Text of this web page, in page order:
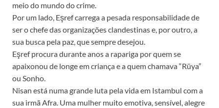
meio do mundo do crime.
Por um lado, Eşref carrega a pesada responsabilidade de
ser o chefe das organizações clandestinas e, por outro, a
sua busca pela paz, que sempre desejou.
Eşref procura durante anos a rapariga por quem se
apaixonou de longe em criança e a quem chamava “Rüya”
ou Sonho.
Nisan está numa grande luta pela vida em Istambul com a
sua irmã Afra. Uma mulher muito emotiva, sensível, alegre